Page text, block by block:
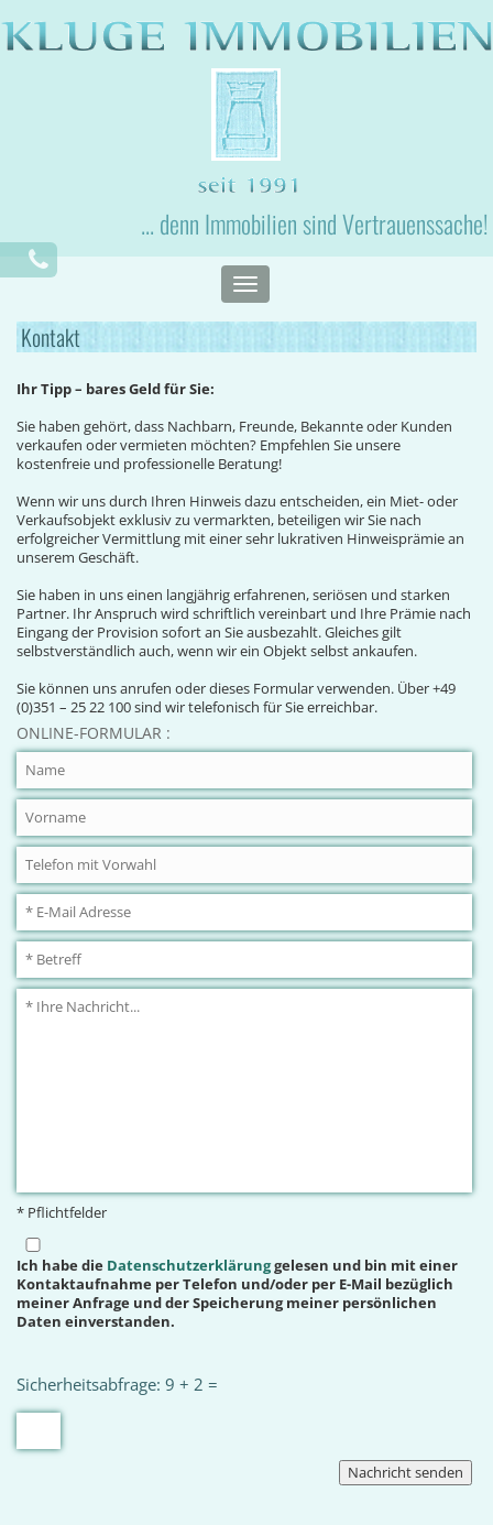
... denn Immobilien sind Vertrauenssache!
Toggle
navigation
Kontakt
Ihr Tipp – bares Geld für Sie:
Sie haben gehört, dass Nachbarn, Freunde, Bekannte oder Kunden
verkaufen oder vermieten möchten? Empfehlen Sie unsere
kostenfreie und professionelle Beratung!
Wenn wir uns durch Ihren Hinweis dazu entscheiden, ein Miet- oder
Verkaufsobjekt exklusiv zu vermarkten, beteiligen wir Sie nach
erfolgreicher Vermittlung mit einer sehr lukrativen Hinweisprämie an
unserem Geschäft.
Sie haben in uns einen langjährig erfahrenen, seriösen und starken
Partner. Ihr Anspruch wird schriftlich vereinbart und Ihre Prämie nach
Eingang der Provision sofort an Sie ausbezahlt. Gleiches gilt
selbstverständlich auch, wenn wir ein Objekt selbst ankaufen.
Sie können uns anrufen oder dieses Formular verwenden. Über +49
(0)351 – 25 22 100 sind wir telefonisch für Sie erreichbar.
ONLINE-FORMULAR :
* Pflichtfelder
Ich habe die Datenschutzerklärunggelesen und bin mit einer
Kontaktaufnahme per Telefon und/oder per E-Mail bezüglich
meiner Anfrage und der Speicherung meiner persönlichen
Daten einverstanden.
Sicherheitsabfrage: 9 + 2 =